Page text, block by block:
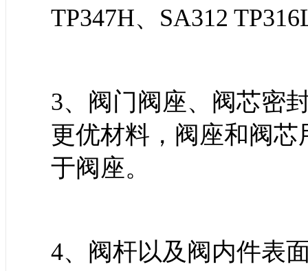
TP347H、SA312
3、阀门阀座、阀芯密
更优材料，阀座和阀
于阀座。
4、阀杆以及阀内件表